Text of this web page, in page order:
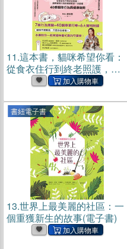
11.這本書，貓咪希望你看：
從食衣住行到終老照護，國
際寵物行為訓練師教你一次
問(電子書)
書紐電子書
13.世界上最美麗的社區：一
個重獲新生的故事(電子書)